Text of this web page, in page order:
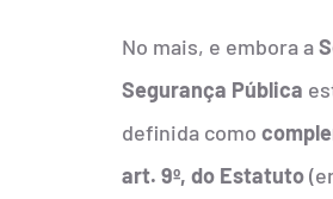
No mais, e embora a
Segurança Pública
definida como
art. 9º, do Estatuto